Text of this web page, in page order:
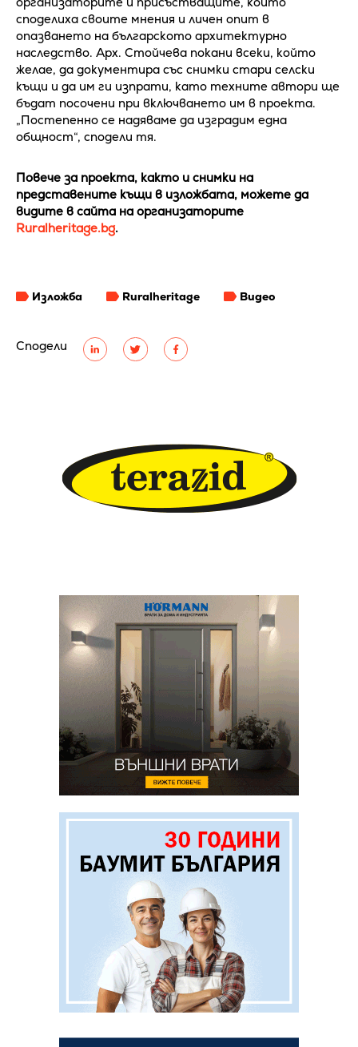
Сподели
споделиха своите мнения и личен опит в
опазването на българското архитектурно
наследство. Арх. Стойчева покани всеки, който
желае, да документира със снимки стари селски
къщи и да им ги изпрати, като техните автори ще
бъдат посочени при включването им в проекта.
„Постепенно се надяваме да изградим една
общност“, сподели тя.
Повече за проекта, както и снимки на
представените къщи в изложбата, можете да
видите в сайта на организаторите
Ruralheritage.bg.
Изложба Ruralheritage Видео